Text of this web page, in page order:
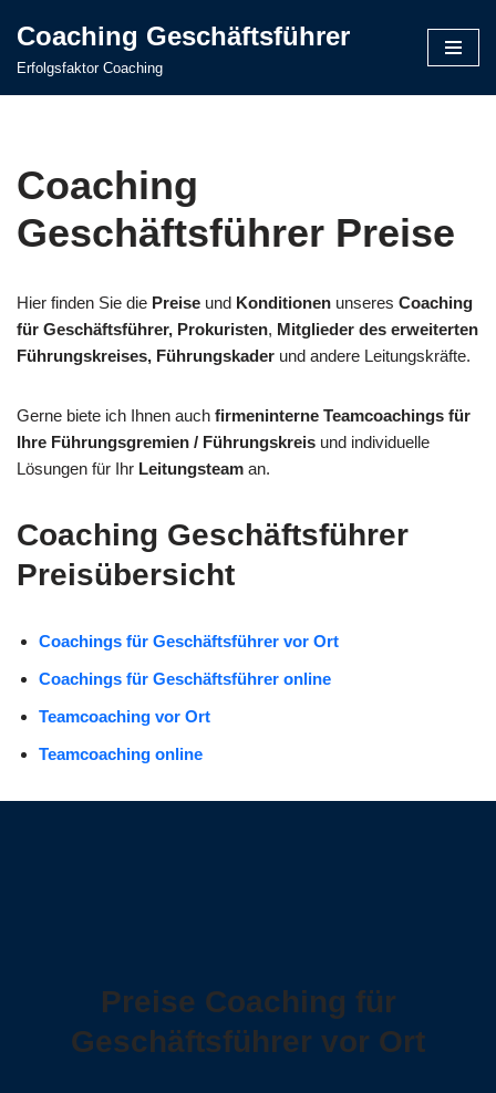
Zum
Coaching Geschäftsführer
Erfolgsfaktor Coaching
Coaching
Geschäftsführer Preise
Hier finden Sie die Preise und Konditionen unseres Coaching
für Geschäftsführer, Prokuristen, Mitglieder des erweiterten
Führungskreises, Führungskader und andere Leitungskräfte.
Gerne biete ich Ihnen auch firmeninterne Teamcoachings für
Ihre Führungsgremien / Führungskreis und individuelle
Lösungen für Ihr Leitungsteam an.
Coaching Geschäftsführer
Preisübersicht
Coachings für Geschäftsführer vor Ort
Coachings für Geschäftsführer online
Teamcoaching vor Ort
Teamcoaching online
Preise Coaching für
Geschäftsführer vor Ort